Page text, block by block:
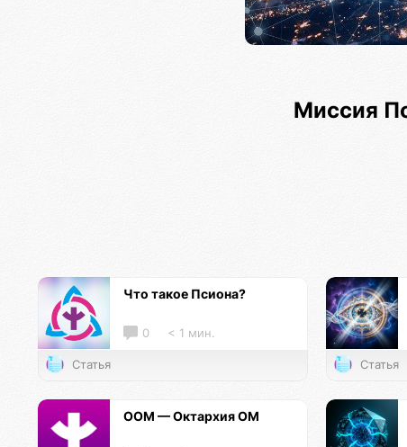
Миссия
Что такое Псиона?
0 < 1 мин.
Статья Статья
ООМ — Октархия ОМ